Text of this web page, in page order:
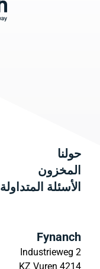
حولنا
المخزون
الأسئلة المتداولة
Fynanch
Industrieweg 2
4214 KZ Vuren